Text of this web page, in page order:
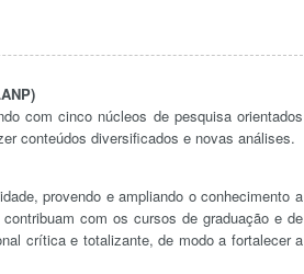
com cinco núcleos de pesquisa orientados
conteúdos diversificados e novas análises.
provendo e ampliando o conhecimento a
com os cursos de graduação e de
crítica e totalizante, de modo a fortalecer a